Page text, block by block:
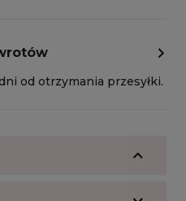
od otrzymania przesyłki.